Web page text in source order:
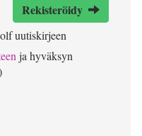
Rekisteröidy
uutiskirjeen
ja hyväksyn